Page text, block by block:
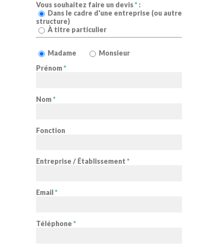
Vous souhaitez faire un devis* :
Dans le cadre d'une entreprise (ou autre
structure)
À titre particulier
Madame
Monsieur
Prénom*
Nom*
Fonction
Entreprise / Établissement *
Email*
Téléphone *